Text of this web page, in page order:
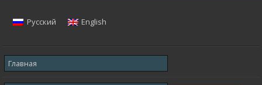
Русский English
Главная